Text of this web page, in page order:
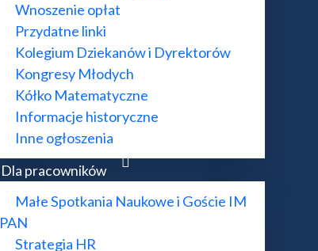
Wnoszenie opłat
Przydatne linki
Kolegium Dziekanów i Dyrektorów
Kongresy Młodych
Kółko Matematyczne
Informacje historyczne
Inne ogłoszenia
Dla pracowników
Małe Spotkania Naukowe i Goście IM
PAN
Strategia HR